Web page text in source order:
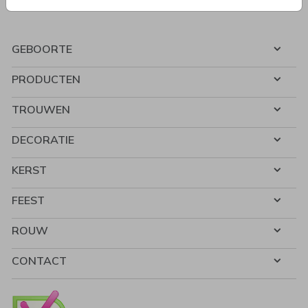
GEBOORTE
PRODUCTEN
TROUWEN
DECORATIE
KERST
FEEST
ROUW
CONTACT